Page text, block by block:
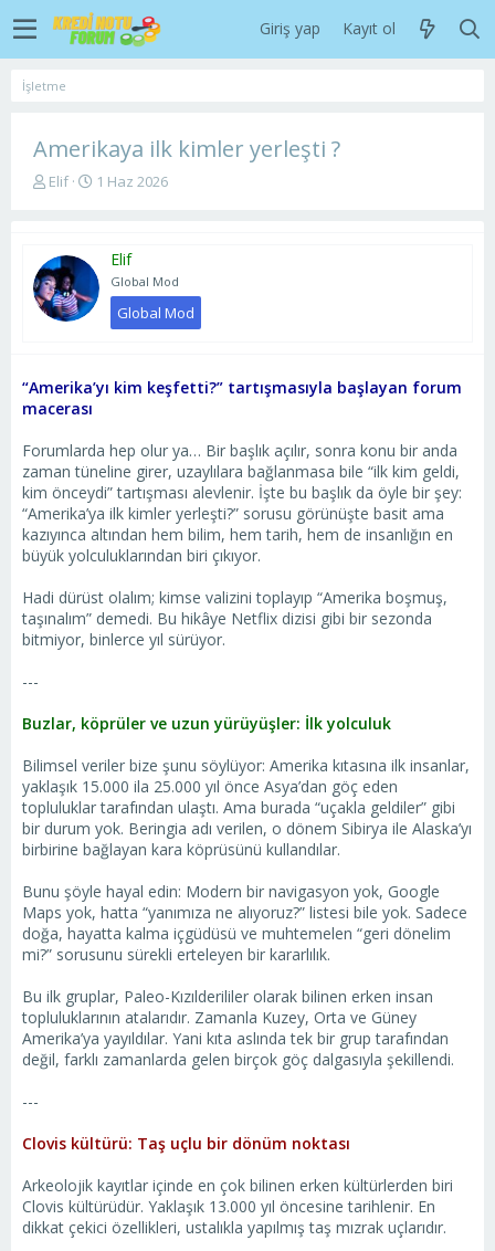
Giriş yap Kayıt ol
İşletme
Amerikaya ilk kimler yerleşti ?
K
y
u
b
a
t
a
Elif
B
n
g
a
r
i
1 Haz 2026
Elif
Global Mod
Global Mod
“Amerika’yı kim keşfetti?” tartışmasıyla başlayan forum
macerası
Forumlarda hep olur ya… Bir başlık açılır, sonra konu bir anda
zaman tüneline girer, uzaylılara bağlanmasa bile “ilk kim geldi,
kim önceydi” tartışması alevlenir. İşte bu başlık da öyle bir şey:
“Amerika’ya ilk kimler yerleşti?” sorusu görünüşte basit ama
kazıyınca altından hem bilim, hem tarih, hem de insanlığın en
büyük yolculuklarından biri çıkıyor.
Hadi dürüst olalım; kimse valizini toplayıp “Amerika boşmuş,
taşınalım” demedi. Bu hikâye Netflix dizisi gibi bir sezonda
bitmiyor, binlerce yıl sürüyor.
---
Buzlar, köprüler ve uzun yürüyüşler: İlk yolculuk
Bilimsel veriler bize şunu söylüyor: Amerika kıtasına ilk insanlar,
yaklaşık 15.000 ila 25.000 yıl önce Asya’dan göç eden
topluluklar tarafından ulaştı. Ama burada “uçakla geldiler” gibi
bir durum yok. Beringia adı verilen, o dönem Sibirya ile Alaska’yı
birbirine bağlayan kara köprüsünü kullandılar.
Bunu şöyle hayal edin: Modern bir navigasyon yok, Google
Maps yok, hatta “yanımıza ne alıyoruz?” listesi bile yok. Sadece
doğa, hayatta kalma içgüdüsü ve muhtemelen “geri dönelim
mi?” sorusunu sürekli erteleyen bir kararlılık.
Bu ilk gruplar, Paleo-Kızılderililer olarak bilinen erken insan
topluluklarının atalarıdır. Zamanla Kuzey, Orta ve Güney
Amerika’ya yayıldılar. Yani kıta aslında tek bir grup tarafından
değil, farklı zamanlarda gelen birçok göç dalgasıyla şekillendi.
---
Clovis kültürü: Taş uçlu bir dönüm noktası
Arkeolojik kayıtlar içinde en çok bilinen erken kültürlerden biri
Clovis kültürüdür. Yaklaşık 13.000 yıl öncesine tarihlenir. En
dikkat çekici özellikleri, ustalıkla yapılmış taş mızrak uçlarıdır.